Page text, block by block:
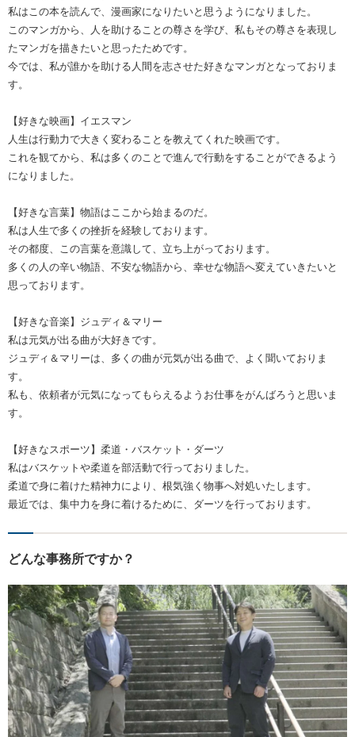
私はこの本を読んで、漫画家になりたいと思うようになりました。
このマンガから、人を助けることの尊さを学び、私もその尊さを表現し
たマンガを描きたいと思ったためです。
今では、私が誰かを助ける人間を志させた好きなマンガとなっておりま
す。
【好きな映画】イエスマン
人生は行動力で大きく変わることを教えてくれた映画です。
これを観てから、私は多くのことで進んで行動をすることができるよう
になりました。
【好きな言葉】物語はここから始まるのだ。
私は人生で多くの挫折を経験しております。
その都度、この言葉を意識して、立ち上がっております。
多くの人の辛い物語、不安な物語から、幸せな物語へ変えていきたいと
思っております。
【好きな音楽】ジュディ＆マリー
私は元気が出る曲が大好きです。
ジュディ＆マリーは、多くの曲が元気が出る曲で、よく聞いておりま
す。
私も、依頼者が元気になってもらえるようお仕事をがんばろうと思いま
す。
【好きなスポーツ】柔道・バスケット・ダーツ
私はバスケットや柔道を部活動で行っておりました。
柔道で身に着けた精神力により、根気強く物事へ対処いたします。
最近では、集中力を身に着けるために、ダーツを行っております。
どんな事務所ですか？